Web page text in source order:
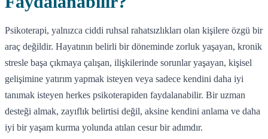
Psikoterapi, yalnızca ciddi ruhsal rahatsızlıkları olan kişilere özgü bir
araç değildir. Hayatının belirli bir döneminde zorluk yaşayan, kronik
stresle başa çıkmaya çalışan, ilişkilerinde sorunlar yaşayan, kişisel
gelişimine yatırım yapmak isteyen veya sadece kendini daha iyi
tanımak isteyen herkes psikoterapiden faydalanabilir. Bir uzman
desteği almak, zayıflık belirtisi değil, aksine kendini anlama ve daha
iyi bir yaşam kurma yolunda atılan cesur bir adımdır.